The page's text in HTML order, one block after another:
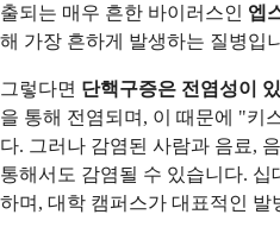
출되는 매우 흔한 바이러스인 엡
해 가장 흔하게 발생하는 질병입
그렇다면 단핵구증은 전염성이
을 통해 전염되며, 이 때문에 "키
다. 그러나 감염된 사람과 음료,
통해서도 감염될 수 있습니다.
하며, 대학 캠퍼스가 대표적인 발